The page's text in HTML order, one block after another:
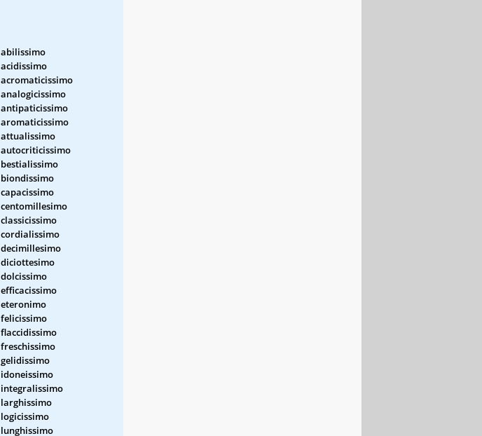
abilissimo
acidissimo
acromaticissimo
analogicissimo
antipaticissimo
aromaticissimo
attualissimo
autocriticissimo
bestialissimo
biondissimo
capacissimo
centomillesimo
classicissimo
cordialissimo
decimillesimo
diciottesimo
dolcissimo
efficacissimo
eteronimo
felicissimo
flaccidissimo
freschissimo
gelidissimo
idoneissimo
integralissimo
larghissimo
logicissimo
lunghissimo